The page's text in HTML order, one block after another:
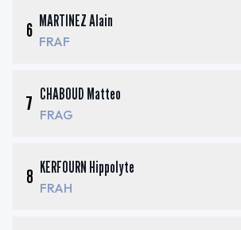
6 MARTINEZ Alain
FRAF
7 CHABOUD Matteo
FRAG
8 KERFOURN Hippolyte
FRAH